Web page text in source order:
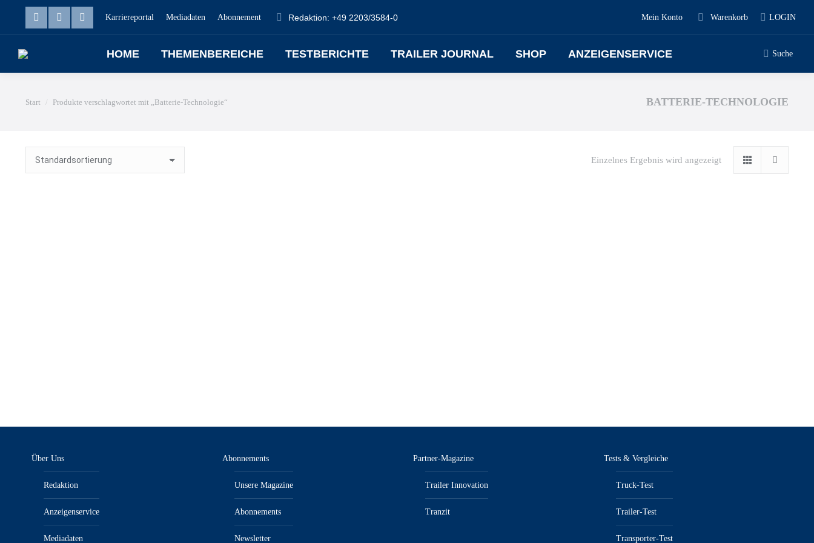
Karriereportal Mediadaten Abonnement Redaktion: +49 2203/3584-0 Mein Konto Warenkorb LOGIN
HOME THEMENBEREICHE TESTBERICHTE TRAILER JOURNAL SHOP ANZEIGENSERVICE Suche
Sie befinden sich hier:
Start Produkte verschlagwortet mit „Batterie-Technologie“ BATTERIE-TECHNOLOGIE
Einzelnes Ergebnis wird angezeigt
Über Uns
Redaktion
Anzeigenservice
Mediadaten
Abonnements
Unsere Magazine
Abonnements
Newsletter
Partner-Magazine
Trailer Innovation
Tranzit
Tests & Vergleiche
Truck-Test
Trailer-Test
Transporter-Test